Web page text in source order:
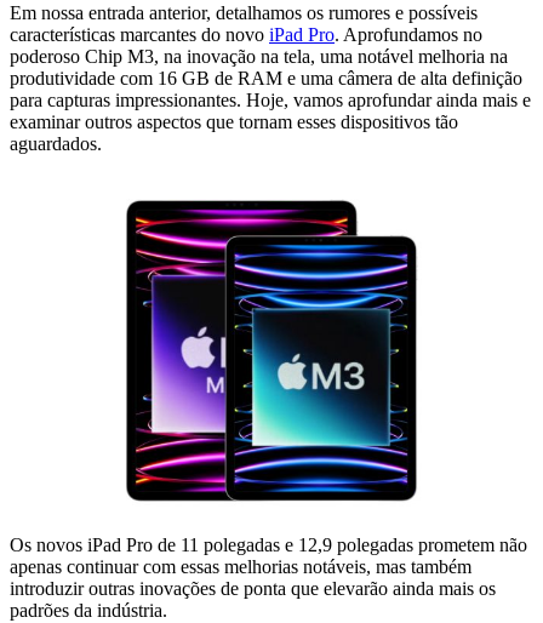
Em nossa entrada anterior, detalhamos os rumores e possíveis
características marcantes do novo iPad Pro. Aprofundamos no
poderoso Chip M3, na inovação na tela, uma notável melhoria na
produtividade com 16 GB de RAM e uma câmera de alta definição
para capturas impressionantes. Hoje, vamos aprofundar ainda mais e
examinar outros aspectos que tornam esses dispositivos tão
aguardados.
Os novos iPad Pro de 11 polegadas e 12,9 polegadas prometem não
apenas continuar com essas melhorias notáveis, mas também
introduzir outras inovações de ponta que elevarão ainda mais os
padrões da indústria.